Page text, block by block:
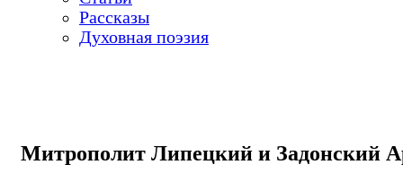
Рассказы
Духовная поэзия
Митрополит Липецкий и Задонский